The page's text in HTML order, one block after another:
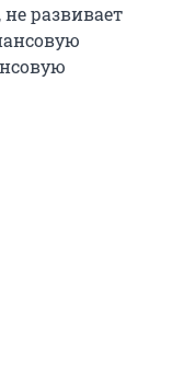
не развивает